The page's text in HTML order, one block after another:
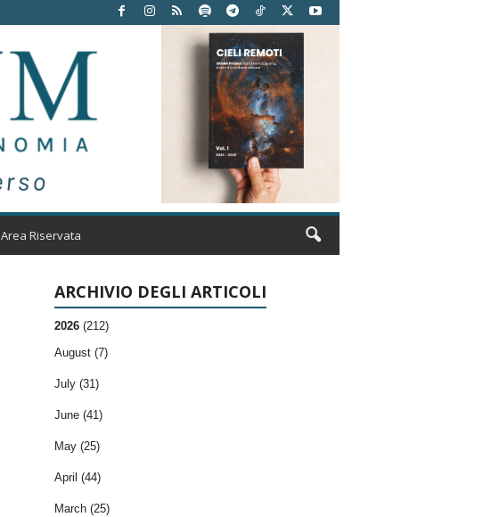
Area Riservata
ARCHIVIO DEGLI ARTICOLI
2026 (212)
August (7)
July (31)
June (41)
May (25)
April (44)
March (25)